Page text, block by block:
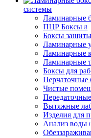
системы
Ламинарные
ПЦР Боксы 8
Боксы
Ламинарные
Ламинарные
Ламинарные
Боксы для
Перчаточные
Чистые
Вытяжные
Изделия для
Анализ воды